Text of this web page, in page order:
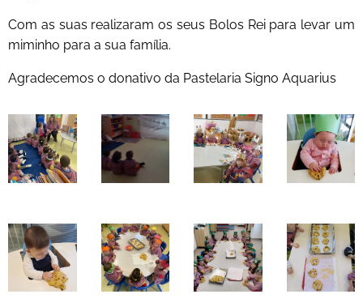
Com as suas realizaram os seus Bolos Rei para levar um
miminho para a sua família.
Agradecemos o donativo da Pastelaria Signo Aquarius